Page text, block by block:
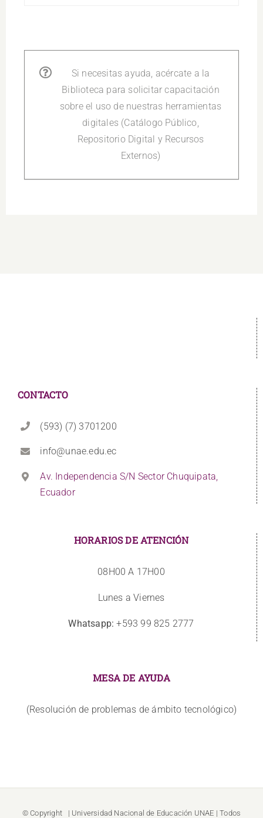
Si necesitas ayuda, acércate a la
Biblioteca para solicitar capacitación
sobre el uso de nuestras herramientas
digitales (Catálogo Público,
Repositorio Digital y Recursos
Externos)
CONTACTO
(593) (7) 3701200
info@unae.edu.ec
Av. Independencia S/N Sector Chuquipata,
Ecuador
HORARIOS DE ATENCIÓN
08H00 A 17H00
Lunes a Viernes
Whatsapp: +593 99 825 2777
MESA DE AYUDA
(Resolución de problemas de ámbito tecnológico)
© Copyright | Universidad Nacional de Educación UNAE | Todos